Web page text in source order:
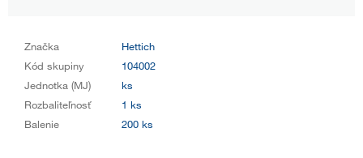
Značka
Hettich
Kód skupiny
104002
Jednotka (MJ)
ks
Rozbaliteľnosť
1 ks
Balenie
200 ks